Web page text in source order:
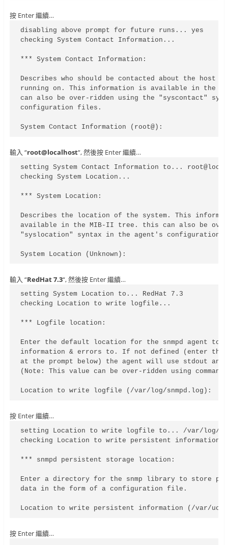
按 Enter 繼續…
disabling above prompt for future runs... yes
checking System Contact Information...
*** System Contact Information:
Describes who should be contacted about the host
running on. This information is available in the
can also be over-ridden using the "syscontact"
configuration files.
System Contact Information (root@):
輸入 “root@localhost“, 然後按 Enter 繼續…
setting System Contact Information to...
checking System Location...
*** System Location:
Describes the location of the system. This
available in the MIB-II tree. this can also be
"syslocation" syntax in the agent's configuration
System Location (Unknown):
輸入 “RedHat 7.3“, 然後按 Enter 繼續…
setting System Location to... RedHat 7.3
checking Location to write logfile...
*** Logfile location:
Enter the default location for the snmpd agent to
information & errors to. If not defined (enter the
at the prompt below) the agent will use stdout
(Note: This value can be over-ridden using
Location to write logfile (/var/log/snmpd.log):
按 Enter 繼續…
setting Location to write logfile to... /var/log/
checking Location to write persistent
*** snmpd persistent storage location:
Enter a directory for the snmp library to store
data in the form of a configuration file.
Location to write persistent information (/var/ucd-
按 Enter 繼續…